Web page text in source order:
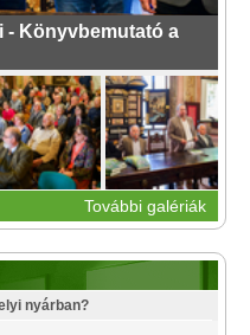
- Könyvbemutató a
További galériák
nyárban?